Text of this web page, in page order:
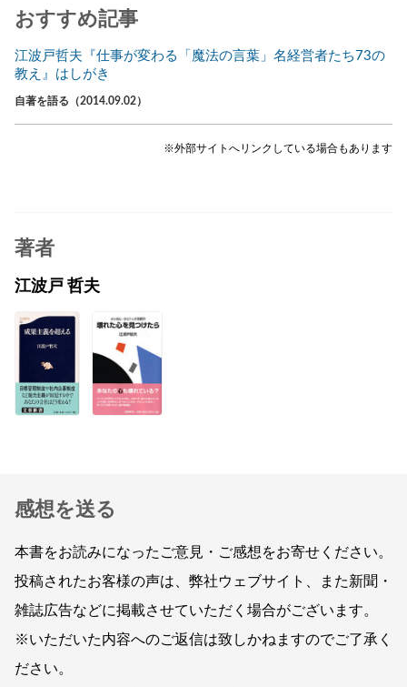
おすすめ記事
江波戸哲夫『仕事が変わる「魔法の言葉」名経営者たち73の
教え』はしがき
自著を語る（2014.09.02）
※外部サイトへリンクしている場合もあります
著者
江波戸 哲夫
感想を送る
本書をお読みになったご意見・ご感想をお寄せください。
投稿されたお客様の声は、弊社ウェブサイト、また新聞・
雑誌広告などに掲載させていただく場合がございます。
※いただいた内容へのご返信は致しかねますのでご了承く
ださい。